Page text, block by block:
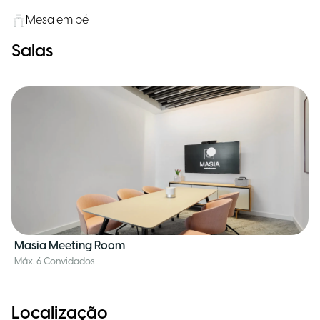
Mesa em pé
Salas
Masia Meeting Room
Máx. 6 Convidados
Localização